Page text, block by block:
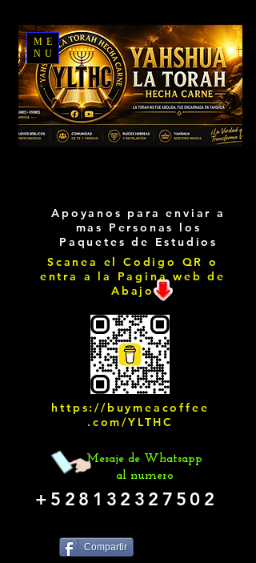
Apoyanos para enviar a
mas Personas los
Paquetes de Estudios
Scanea el Codigo QR o
entra a la Pagina web de
Abajo
https://buymeacoffee
.com/YLTHC
Mesaje de Whatsapp
al numero
+528132327502
Compartir
ME
NU